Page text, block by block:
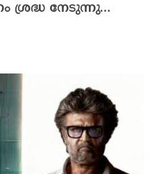
ശ്രദ്ധ നേടുന്നു…